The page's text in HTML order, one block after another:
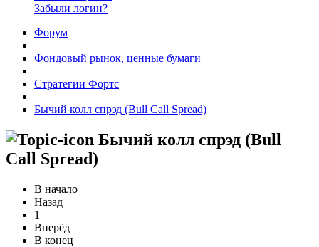
Забыли логин?
Форум
Фондовый рынок, ценные бумаги
Стратегии Фортс
Бычий колл спрэд (Bull Call Spread)
Бычий колл спрэд (Bull
Call Spread)
В начало
Назад
1
Вперёд
В конец